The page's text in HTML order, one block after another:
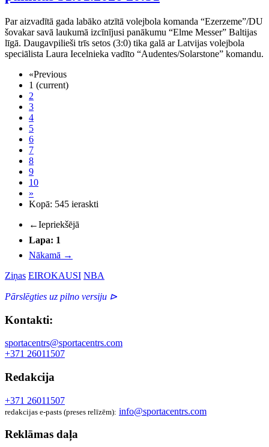
Par aizvadītā gada labāko atzītā volejbola komanda “Ezerzeme”/DU
šovakar savā laukumā izcīnījusi panākumu “Elme Messer” Baltijas
līgā. Daugavpilieši trīs setos (3:0) tika galā ar Latvijas volejbola
speciālista Laura Iecelnieka vadīto “Audentes/Solarstone” komandu.
«Previous
1 (current)
2
3
4
5
6
7
8
9
10
»
Kopā: 545 ieraskti
←Iepriekšējā
Lapa: 1
Nākamā →
Ziņas EIROKAUSI NBA
Pārslēgties uz pilno versiju ⊳
Kontakti:
sportacentrs@sportacentrs.com
+371 26011507
Redakcija
+371 26011507
redakcijas e-pasts (preses relīzēm): info@sportacentrs.com
Reklāmas daļa